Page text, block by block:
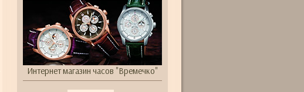
Интернет магазин часов "Времечко"